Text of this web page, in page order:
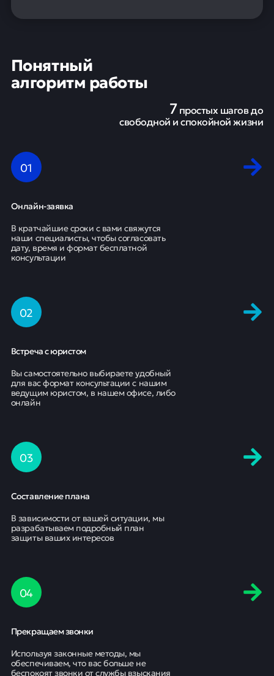
Понятный
алгоритм работы
7простых шагов до
свободной и спокойной жизни
01
Онлайн-заявка
В кратчайшие сроки с вами свяжутся
наши специалисты, чтобы согласовать
дату, время и формат бесплатной
консультации
02
Встреча с юристом
Вы самостоятельно выбираете удобный
для вас формат консультации с нашим
ведущим юристом, в нашем офисе, либо
онлайн
03
Составление плана
В зависимости от вашей ситуации, мы
разрабатываем подробный план
защиты ваших интересов
04
Прекращаем звонки
Используя законные методы, мы
обеспечиваем, что вас больше не
беспокоят звонки от службы взыскания